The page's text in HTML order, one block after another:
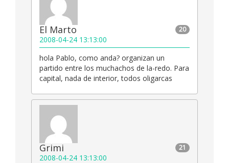
20
El Marto
2008-04-24 13:13:00
hola Pablo, como anda? organizan un
partido entre los muchachos de la-redo. Para
capital, nada de interior, todos oligarcas
21
Grimi
2008-04-24 13:13:00